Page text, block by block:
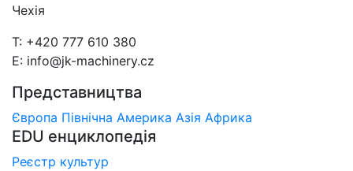
Чехія
T: +420 777 610 380
E: info@jk-machinery.cz
Представництва
Європа Північна Америка Азія Африка
EDU енциклопедія
Реєстр культур